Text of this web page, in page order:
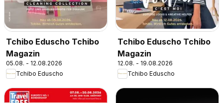
Tchibo Eduscho Tchibo
Magazin
05.08. - 12.08.2026
Tchibo Eduscho
Tchibo Eduscho Tchibo
Magazin
12.08. - 19.08.2026
Tchibo Eduscho